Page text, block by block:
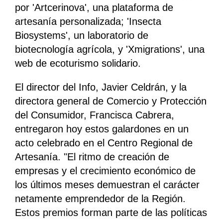
por 'Artcerinova', una plataforma de
artesanía personalizada; 'Insecta
Biosystems', un laboratorio de
biotecnología agrícola, y 'Xmigrations', una
web de ecoturismo solidario.
El director del Info, Javier Celdrán, y la
directora general de Comercio y Protección
del Consumidor, Francisca Cabrera,
entregaron hoy estos galardones en un
acto celebrado en el Centro Regional de
Artesanía. "El ritmo de creación de
empresas y el crecimiento económico de
los últimos meses demuestran el carácter
netamente emprendedor de la Región.
Estos premios forman parte de las políticas